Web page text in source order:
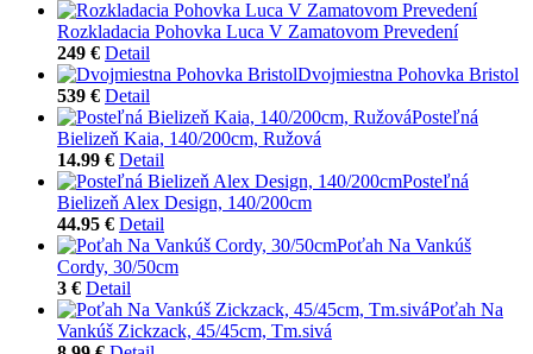
Rozkladacia Pohovka Luca V Zamatovom Prevedení
249 € Detail
Dvojmiestna Pohovka Bristol
539 € Detail
Posteľná
Bielizeň Kaia, 140/200cm, Ružová
14.99 € Detail
Posteľná
Bielizeň Alex Design, 140/200cm
44.95 € Detail
Poťah Na Vankúš
Cordy, 30/50cm
3 € Detail
Poťah Na
Vankúš Zickzack, 45/45cm, Tm.sivá